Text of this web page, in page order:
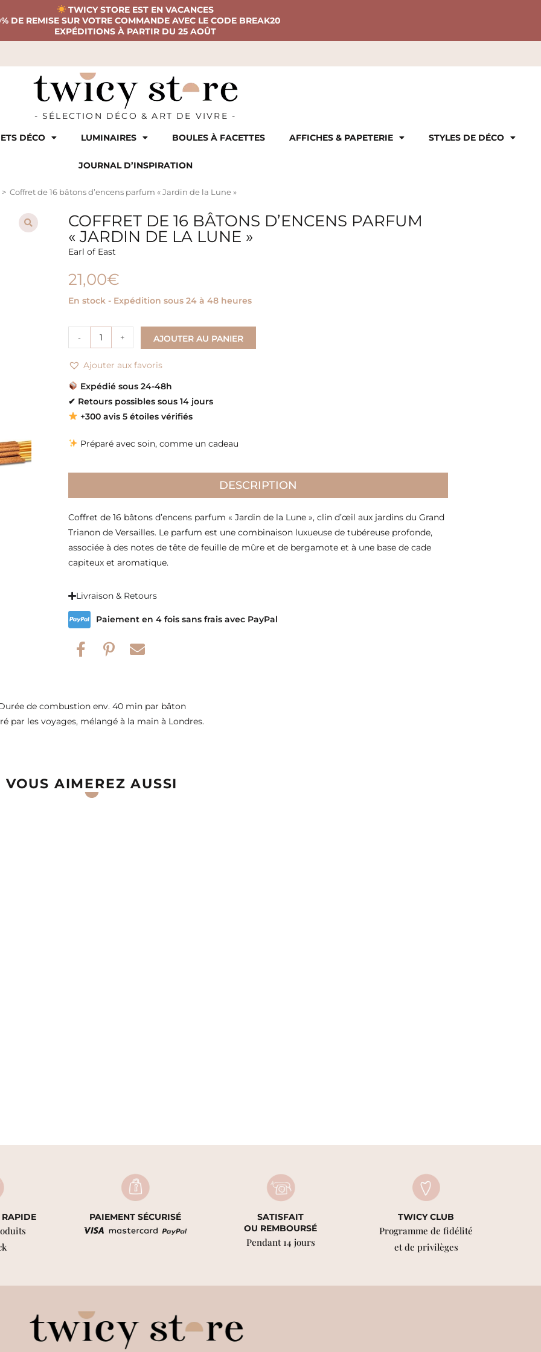
TWICY STORE EST EN VACANCES
DE REMISE SUR VOTRE COMMANDE AVEC LE CODE BREAK20
EXPÉDITIONS À PARTIR DU 25 AOÛT
- SÉLECTION DÉCO & ART DE VIVRE -
DÉCO
LUMINAIRES BOULES À FACETTES AFFICHES & PAPETERIE STYLES DE DÉCO
JOURNAL D’INSPIRATION
> Coffret de 16 bâtons d’encens parfum « Jardin de la Lune »
COFFRET DE 16 BÂTONS D’ENCENS PARFUM
« JARDIN DE LA LUNE »
Earl of East
21,00€
En stock - Expédition sous 24 à 48 heures
- + AJOUTER AU PANIER
Ajouter aux favoris
Expédié sous 24-48h
✔ Retours possibles sous 14 jours
+300 avis 5 étoiles vérifiés
Préparé avec soin, comme un cadeau
DESCRIPTION
Coffret de 16 bâtons d’encens parfum « Jardin de la Lune », clin d’œil aux jardins du Grand
Trianon de Versailles. Le parfum est une combinaison luxueuse de tubéreuse profonde,
associée à des notes de tête de feuille de mûre et de bergamote et à une base de cade
capiteux et aromatique.
Livraison & Retours
Paiement en 4 fois sans frais avec PayPal
de combustion env. 40 min par bâton
par les voyages, mélangé à la main à Londres.
VOUS AIMEREZ AUSSI
PAIEMENT SÉCURISÉ
SATISFAIT
OU REMBOURSÉ
Pendant 14 jours
TWICY CLUB
Programme de fidélité
et de privilèges